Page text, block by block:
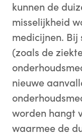
kunnen de
misselijkheid
medicijnen. Bij
(zoals de
nieuwe
worden hangt
waarmee de